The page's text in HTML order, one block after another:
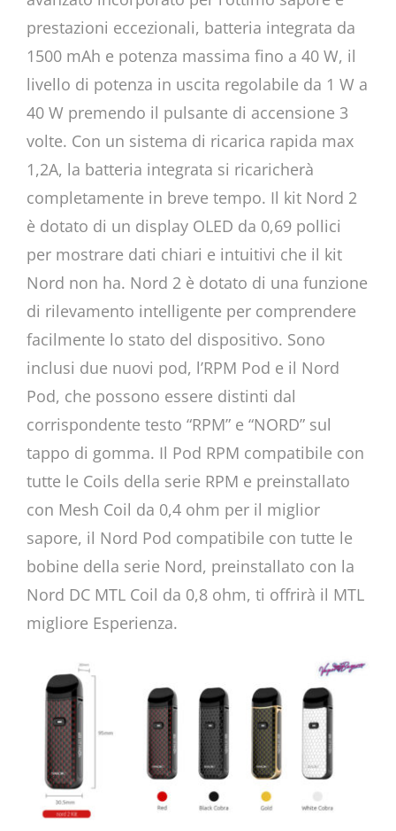
prestazioni eccezionali, batteria integrata da
1500 mAh e potenza massima fino a 40 W, il
livello di potenza in uscita regolabile da 1 W a
40 W premendo il pulsante di accensione 3
volte. Con un sistema di ricarica rapida max
1,2A, la batteria integrata si ricaricherà
completamente in breve tempo. Il kit Nord 2
è dotato di un display OLED da 0,69 pollici
per mostrare dati chiari e intuitivi che il kit
Nord non ha. Nord 2 è dotato di una funzione
di rilevamento intelligente per comprendere
facilmente lo stato del dispositivo. Sono
inclusi due nuovi pod, l’RPM Pod e il Nord
Pod, che possono essere distinti dal
corrispondente testo “RPM” e “NORD” sul
tappo di gomma. Il Pod RPM compatibile con
tutte le Coils della serie RPM e preinstallato
con Mesh Coil da 0,4 ohm per il miglior
sapore, il Nord Pod compatibile con tutte le
bobine della serie Nord, preinstallato con la
Nord DC MTL Coil da 0,8 ohm, ti offrirà il MTL
migliore Esperienza.